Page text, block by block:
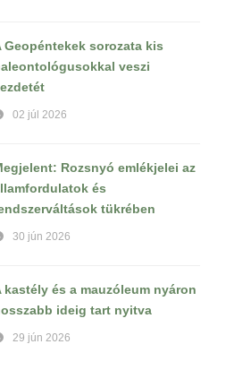
Geopéntekek sorozata kis
veszi
02 júl 2026
Rozsnyó emlékjelei az
és
tükrében
30 jún 2026
kastély és a mauzóleum nyáron
ideig tart nyitva
29 jún 2026